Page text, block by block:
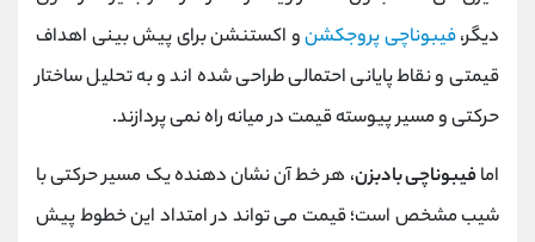
دیگر،فیبوناچی پروجکشنو اکستنشن برای پیش‌ بینی اهداف
قیمتی و نقاط پایانی احتمالی طراحی شده‌ اند و به تحلیل ساختار
حرکتی و مسیر پیوسته قیمت در میانه راه نمی ‌پردازند.
امافیبوناچی بادبزن، هر خط آن نشان‌ دهنده یک مسیر حرکتی با
شیب مشخص است؛ قیمت می ‌تواند در امتداد این خطوط پیش